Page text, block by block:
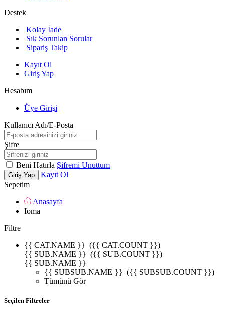
Destek
Kolay İade
Sık Sorunlan Sorular
Sipariş Takip
Kayıt Ol
Giriş Yap
Hesabım
Üye Girişi
Kullanıcı Adı/E-Posta
Şifre
Beni Hatırla Şifremi Unuttum
Giriş Yap
Kayıt Ol
Sepetim
Anasayfa
Ioma
Filtre
{{ CAT.NAME }} ({{ CAT.COUNT }})
{{ SUB.NAME }} ({{ SUB.COUNT }})
{{ SUB.NAME }}
{{ SUBSUB.NAME }} ({{ SUBSUB.COUNT }})
Tümünü Gör
Seçilen Filtreler